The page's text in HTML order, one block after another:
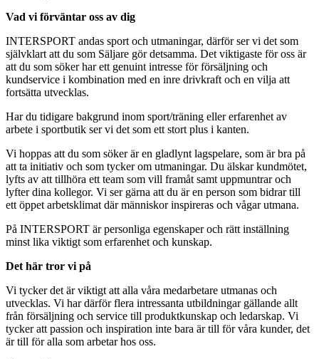
Vad vi förväntar oss av dig
INTERSPORT andas sport och utmaningar, därför ser vi det som
självklart att du som Säljare gör detsamma. Det viktigaste för oss är
att du som söker har ett genuint intresse för försäljning och
kundservice i kombination med en inre drivkraft och en vilja att
fortsätta utvecklas.
Har du tidigare bakgrund inom sport/träning eller erfarenhet av
arbete i sportbutik ser vi det som ett stort plus i kanten.
Vi hoppas att du som söker är en gladlynt lagspelare, som är bra på
att ta initiativ och som tycker om utmaningar. Du älskar kundmötet,
lyfts av att tillhöra ett team som vill framåt samt uppmuntrar och
lyfter dina kollegor. Vi ser gärna att du är en person som bidrar till
ett öppet arbetsklimat där människor inspireras och vågar utmana.
På INTERSPORT är personliga egenskaper och rätt inställning
minst lika viktigt som erfarenhet och kunskap.
Det här tror vi på
Vi tycker det är viktigt att alla våra medarbetare utmanas och
utvecklas. Vi har därför flera intressanta utbildningar gällande allt
från försäljning och service till produktkunskap och ledarskap. Vi
tycker att passion och inspiration inte bara är till för våra kunder, det
är till för alla som arbetar hos oss.